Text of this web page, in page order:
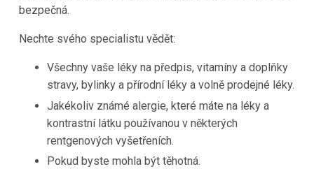
bezpečná.
Nechte svého specialistu vědět:
Všechny vaše léky na předpis, vitamíny a doplňky
stravy, bylinky a přírodní léky a volně prodejné léky.
Jakékoliv známé alergie, které máte na léky a
kontrastní látku používanou v některých
rentgenových vyšetřeních.
Pokud byste mohla být těhotná.